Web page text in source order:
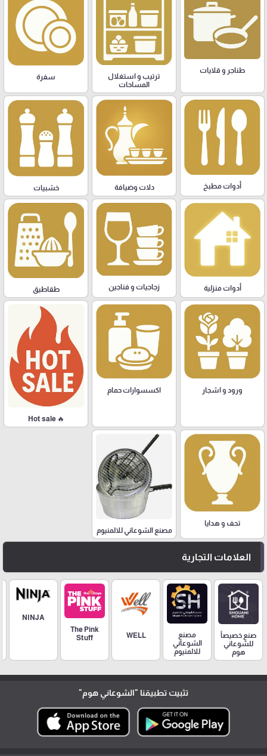
طناجر و قلايات
ترتيب و استغلال
المساحات
سفرة
أدوات مطبخ دلات وضيافة خشبيات
أدوات منزلية زجاجيات و فناجين طقاطيق
ورود و اشجار اكسسوارات حمام
🔥 Hot sale
تحف و هدايا
مصنع الشوعاني للالمنيوم
العلامات التجارية
صنع خصيصاً
للشوعاني
هوم
مصنع
الشوعاني
للالمنيوم
WELL
The Pink
Stuff
NINJA
تثبيت تطبيقنا "الشوعاني هوم"